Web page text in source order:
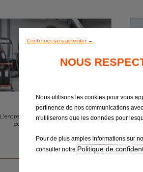
Révision
L’entretien : la clé d’une voiture
performante et fiable
Continuer sans accepter →
NOUS
Nous utilisons les cookies pour vous
pertinence de nos communications
n'utiliserons que les données pour
Pour de plus amples informations sur
consulter notrePolitique de